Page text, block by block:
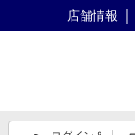
店舗情報